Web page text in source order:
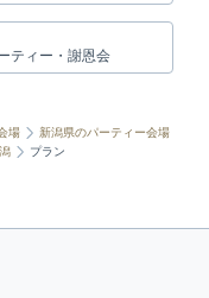
ティー・謝恩会
場
新潟県のパーティー会場
プラン